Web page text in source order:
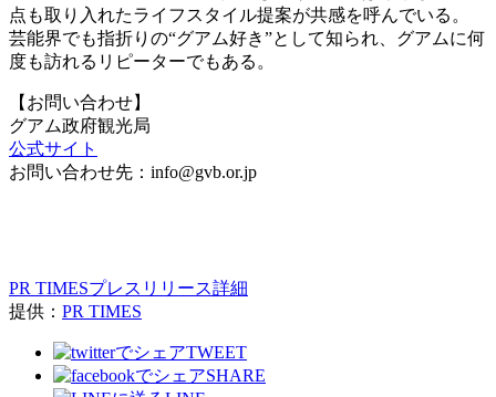
点も取り入れたライフスタイル提案が共感を呼んでいる。
芸能界でも指折りの“グアム好き”として知られ、グアムに何
度も訪れるリピーターでもある。
【お問い合わせ】
グアム政府観光局
公式サイト
お問い合わせ先：info@gvb.or.jp
PR TIMESプレスリリース詳細
提供： PR TIMES
TWEET
SHARE